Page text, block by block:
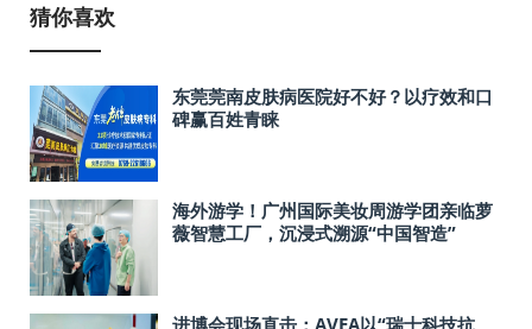
猜你喜欢
东莞莞南皮肤病医院好不好？以疗效和口
碑赢百姓青睐
海外游学！广州国际美妆周游学团亲临萝
薇智慧工厂，沉浸式溯源“中国智造”
进博会现场直击：AVEA以“瑞士科技抗